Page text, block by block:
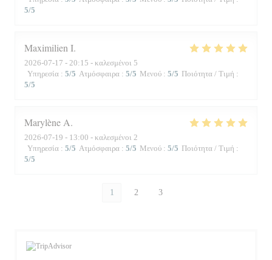
5/5
Maximilien I
2026-07-17 - 20:15 - καλεσμένοι 5
Υπηρεσία : 5/5 Ατμόσφαιρα : 5/5 Μενού : 5/5 Ποιότητα / Τιμή :
5/5
Marylène A
2026-07-19 - 13:00 - καλεσμένοι 2
Υπηρεσία : 5/5 Ατμόσφαιρα : 5/5 Μενού : 5/5 Ποιότητα / Τιμή :
5/5
1 2 3